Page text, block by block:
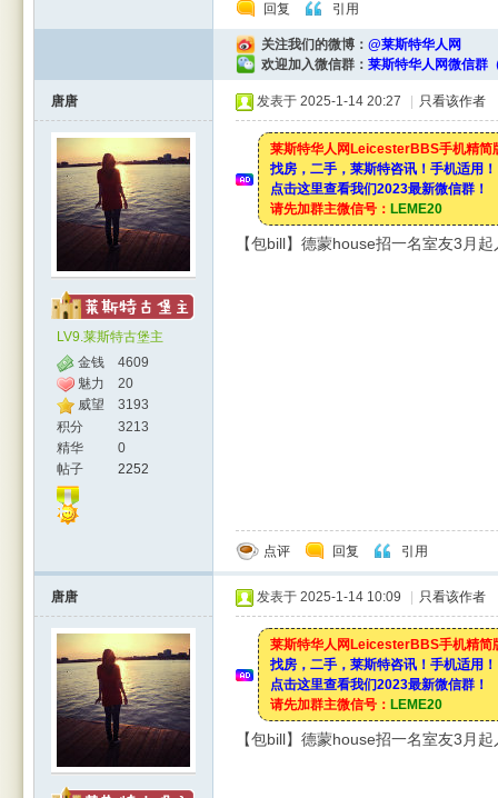
rBB
回复 引用
关注我们的微博：@莱斯特华人网
欢迎加入微信群：莱斯特华人网微信群
唐唐
LV9.莱斯特古堡主
金钱
4609
魅力
20
威望
3193
积分
3213
精华
0
帖子
2252
发表于 2025-1-14 20:27 只看该作者
莱斯特华人网LeicesterBBS手机精简
找房，二手，莱斯特咨讯！手机适用！
点击这里查看我们2023最新微信群！
请先加群主微信号： LEME20
【包bill】德蒙house招一名室友3月起
点评 回复 引用
唐唐 发表于 2025-1-14 10:09 只看该作者
莱斯特华人网LeicesterBBS手机精简
找房，二手，莱斯特咨讯！手机适用！
点击这里查看我们2023最新微信群！
请先加群主微信号： LEME20
【包bill】德蒙house招一名室友3月起